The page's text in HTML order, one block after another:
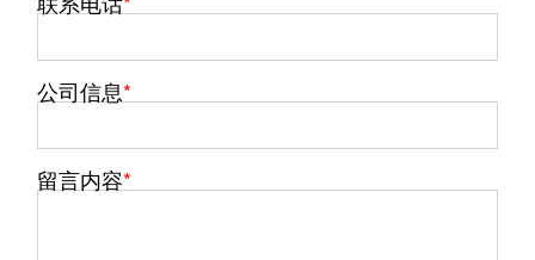
公司信息
留言内容